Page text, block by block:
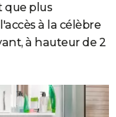
que plus
à la célèbre
à hauteur de 2